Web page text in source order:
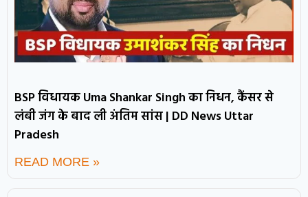
BSP विधायक Uma Shankar Singh का निधन, कैंसर से
लंबी जंग के बाद ली अंतिम सांस | DD News Uttar
Pradesh
READ MORE »